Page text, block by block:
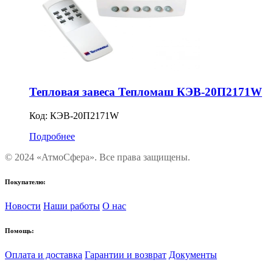
Тепловая завеса Тепломаш КЭВ-20П2171W
Код: КЭВ-20П2171W
Подробнее
© 2024 «АтмоСфера». Все права защищены.
Покупателю:
Новости Наши работы О нас
Помощь:
Оплата и доставка Гарантии и возврат Документы